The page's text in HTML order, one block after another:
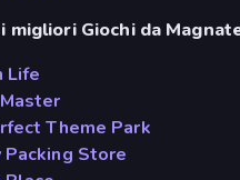
migliori Giochi da
Life
Theme Park
Packing Store